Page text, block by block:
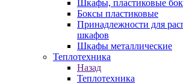
Шкафы, пластиковые
Боксы пластиковые
Принадлежности для
шкафов
Шкафы металлические
Теплотехника
Назад
Теплотехника